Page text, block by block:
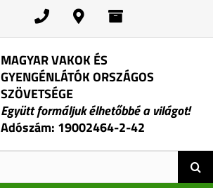
MAGYAR VAKOK ÉS
GYENGÉNLÁTÓK ORSZÁGOS
SZÖVETSÉGE
Együtt formáljuk élhetőbbé a világot!
Adószám: 19002464-2-42